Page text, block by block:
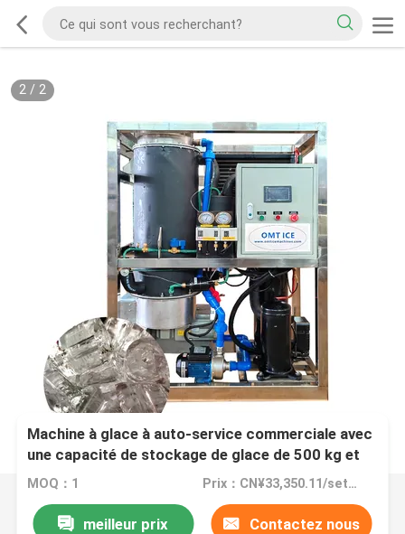
2/ 2
Machine à glace à auto-service commerciale avec
une capacité de stockage de glace de 500 kg et
refroidissement à l'air
MOQ：1 Prix：CN¥33,350.11/sets 1-4 sets
meilleur prix Contactez nous